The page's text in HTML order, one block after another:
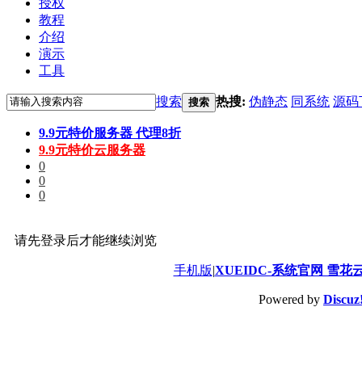
教程
介绍
演示
工具
搜索 搜索 热搜: 伪静态 同系统 源码
9.9元特价服务器 代理8折
9.9元特价云服务器
0
0
0
请先登录后才能继续浏览
手机版|XUEIDC-系统官网 雪花
Powered by